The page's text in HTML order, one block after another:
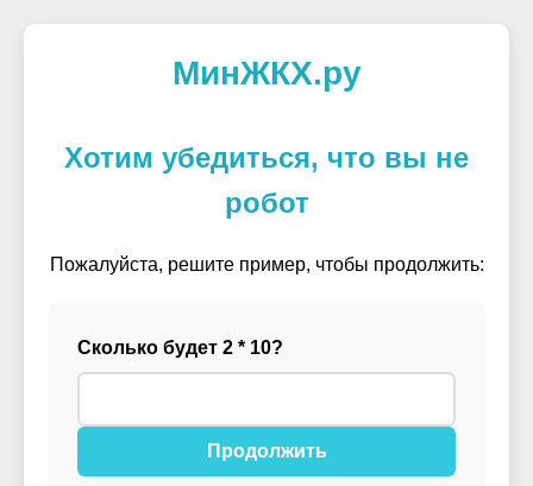
МинЖКХ.ру
Хотим убедиться, что вы не
робот
Пожалуйста, решите пример, чтобы продолжить:
Сколько будет 2 * 10?
Продолжить